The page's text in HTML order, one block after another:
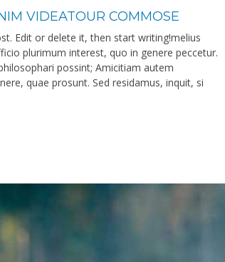
VIDEATOUR COMMOSE
Edit or delete it, then start writing!melius
plurimum interest, quo in genere peccetur.
possint; Amicitiam autem
quae prosunt. Sed residamus, inquit, si